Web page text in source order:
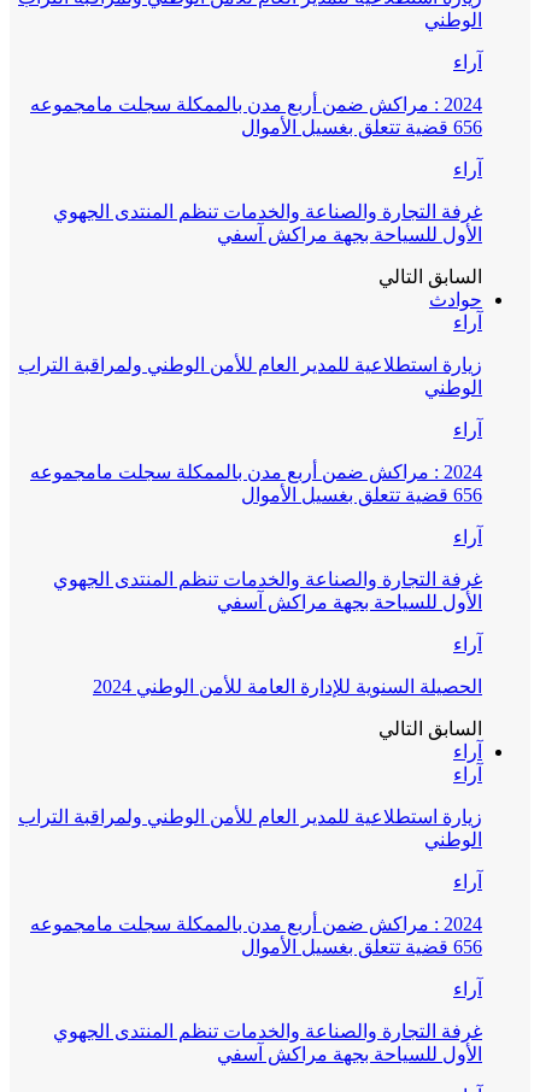
الوطني
آراء
2024 : مراكش ضمن أربع مدن بالممكلة سجلت مامجموعه
656 قضية تتعلق بغسيل الأموال
آراء
غرفة التجارة والصناعة والخدمات تنظم المنتدى الجهوي
الأول للسياحة بجهة مراكش آسفي
السابق التالي
حوادث
آراء
زيارة استطلاعية للمدير العام للأمن الوطني ولمراقبة التراب
الوطني
آراء
2024 : مراكش ضمن أربع مدن بالممكلة سجلت مامجموعه
656 قضية تتعلق بغسيل الأموال
آراء
غرفة التجارة والصناعة والخدمات تنظم المنتدى الجهوي
الأول للسياحة بجهة مراكش آسفي
آراء
الحصيلة السنوية للإدارة العامة للأمن الوطني 2024
السابق التالي
آراء
آراء
زيارة استطلاعية للمدير العام للأمن الوطني ولمراقبة التراب
الوطني
آراء
2024 : مراكش ضمن أربع مدن بالممكلة سجلت مامجموعه
656 قضية تتعلق بغسيل الأموال
آراء
غرفة التجارة والصناعة والخدمات تنظم المنتدى الجهوي
الأول للسياحة بجهة مراكش آسفي